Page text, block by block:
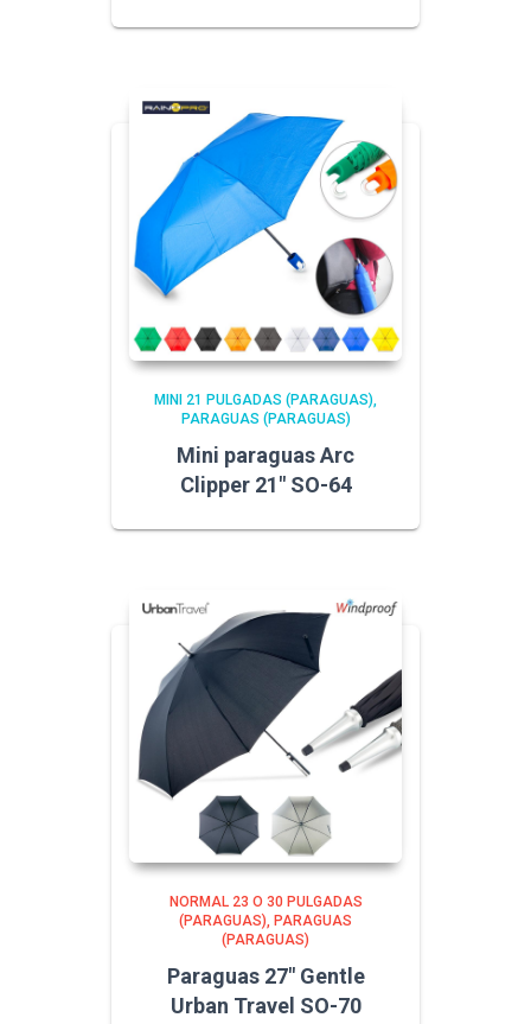
MINI 21 PULGADAS (PARAGUAS)
PARAGUAS (PARAGUAS)
Mini paraguas Arc
Clipper 21″ SO-64
NORMAL 23 O 30 PULGADAS
(PARAGUAS)
PARAGUAS
(PARAGUAS)
Paraguas 27″ Gentle
Urban Travel SO-70